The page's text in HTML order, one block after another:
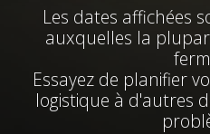
Les dates affichées
auxquelles la
Essayez de planifier
logistique à d'autres